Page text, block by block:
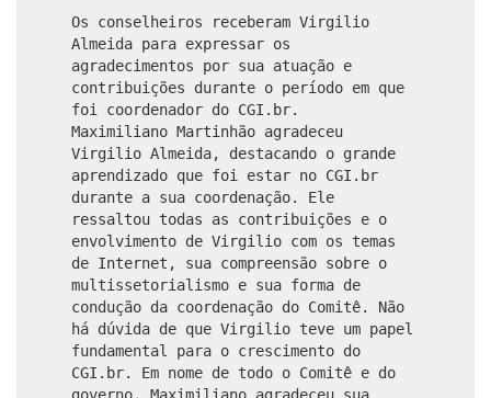
Os conselheiros receberam Virgilio
Almeida para expressar os
agradecimentos por sua atuação e
contribuições durante o período em que
foi coordenador do CGI.br.
Maximiliano Martinhão agradeceu
Virgilio Almeida, destacando o grande
aprendizado que foi estar no CGI.br
durante a sua coordenação. Ele
ressaltou todas as contribuições e o
envolvimento de Virgilio com os temas
de Internet, sua compreensão sobre o
multissetorialismo e sua forma de
condução da coordenação do Comitê. Não
há dúvida de que Virgilio teve um papel
fundamental para o crescimento do
CGI.br. Em nome de todo o Comitê e do
governo, Maximiliano agradeceu sua